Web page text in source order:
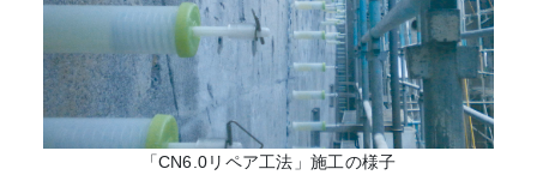
「CN6.0リペア工法」施工の様子